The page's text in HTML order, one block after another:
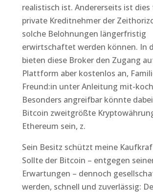
realistisch ist. Andererseits ist dies
private Kreditnehmer der
solche Belohnungen längerfristig
erwirtschaftet werden können. In
bieten diese Broker den Zugang
Plattform aber kostenlos an,
Freund:in unter Anleitung mit-
Besonders angreifbar könnte
Bitcoin zweitgrößte
Ethereum sein, z.
Sein Besitz schützt meine
Sollte der Bitcoin – entgegen
Erwartungen – dennoch
werden, schnell und zuverlässig: